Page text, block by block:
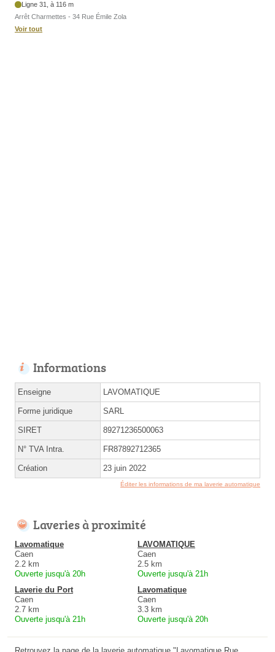
Ligne 31, à 116 m
Arrêt Charmettes - 34 Rue Émile Zola
Voir tout
Informations
Enseigne LAVOMATIQUE
Forme juridique SARL
SIRET 89271236500063
N° TVA Intra. FR87892712365
Création 23 juin 2022
Éditer les informations de ma laverie automatique
Laveries à proximité
Lavomatique
Caen
2.2 km
Ouverte jusqu'à 20h
LAVOMATIQUE
Caen
2.5 km
Ouverte jusqu'à 21h
Laverie du Port
Caen
2.7 km
Ouverte jusqu'à 21h
Lavomatique
Caen
3.3 km
Ouverte jusqu'à 20h